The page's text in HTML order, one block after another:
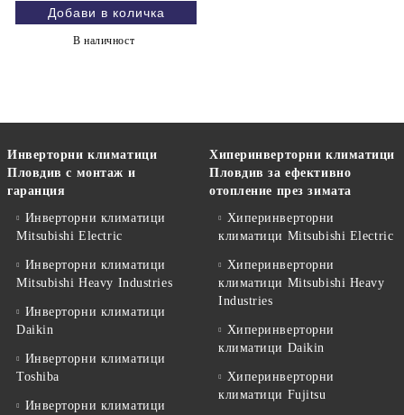
В наличност
Инверторни климатици
Пловдив с монтаж и
гаранция
Инверторни климатици
Mitsubishi Electric
Инверторни климатици
Mitsubishi Heavy Industries
Инверторни климатици
Daikin
Инверторни климатици
Toshiba
Инверторни климатици
Хиперинверторни климатици
Пловдив за ефективно
отопление през зимата
Хиперинверторни
климатици Mitsubishi Electric
Хиперинверторни
климатици Mitsubishi Heavy
Industries
Хиперинверторни
климатици Daikin
Хиперинверторни
климатици Fujitsu